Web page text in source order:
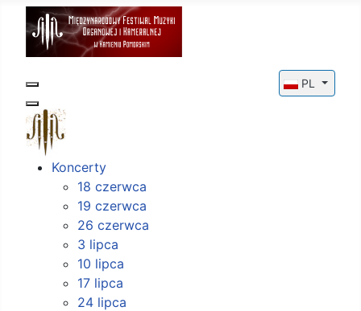
Koncerty
18 czerwca
19 czerwca
26 czerwca
3 lipca
10 lipca
17 lipca
24 lipca
Wybierz
PL